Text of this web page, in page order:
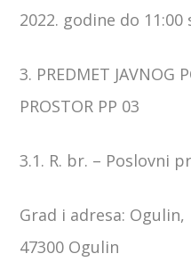
2022. godine do 11:00
3. PREDMET JAVNOG
PROSTOR PP 03
3.1. R. br. – Poslovni
Grad i adresa:
47300 Ogulin